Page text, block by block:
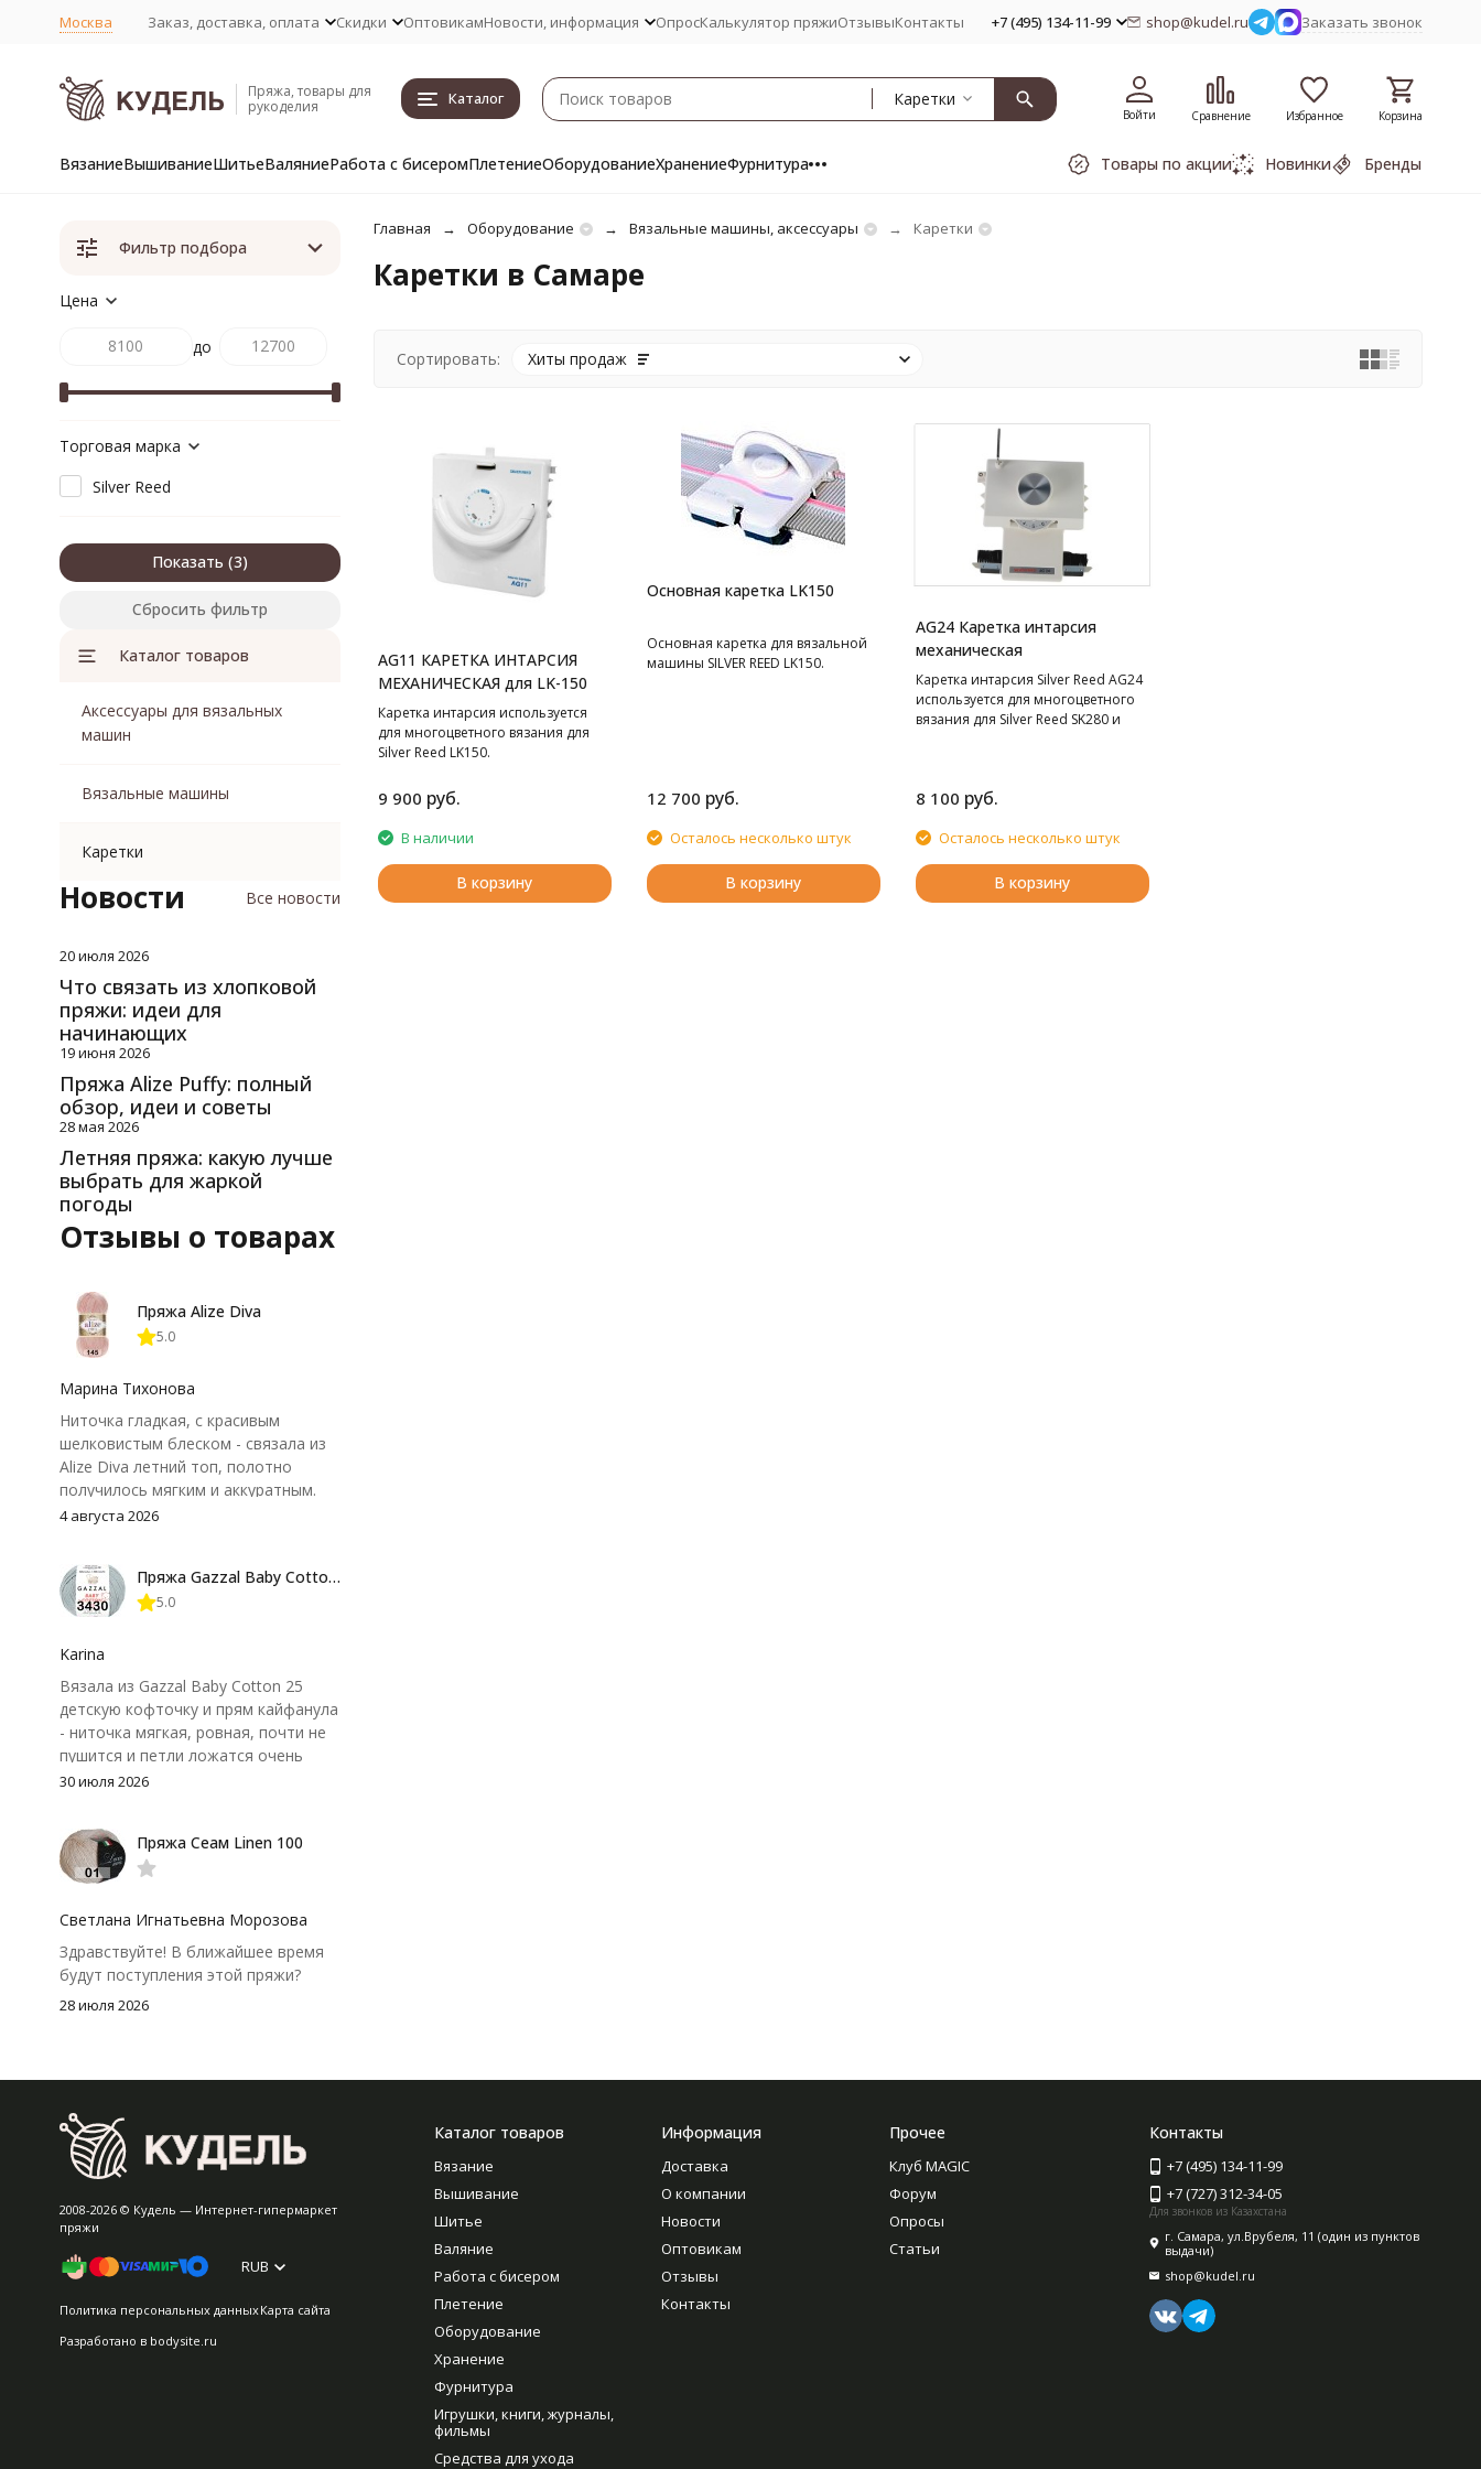
Москва Заказ, доставка, оплата Скидки ОптовикамНовости, информация ОпросКалькулятор пряжиОтзывыКонтакты +7 (495) 134-11-99 shop@kudel.ru Заказать звонок
Пряжа, товары для
рукоделия
Каталог Каретки
Войти Сравнение Избранное Корзина
ВязаниеВышиваниеШитьеВаляниеРабота с бисеромПлетениеОборудованиеХранениеФурнитура Товары по акции Новинки Бренды
Главная Оборудование Вязальные машины, аксессуары Каретки
Каретки в Самаре
Сортировать: Хиты продаж
AG11 КАРЕТКА ИНТАРСИЯ
МЕХАНИЧЕСКАЯ для LK-150
Каретка интарсия используется
для многоцветного вязания для
Silver Reed LK150.
9 900 руб.
В наличии
В корзину
Основная каретка LK150
Основная каретка для вязальной
машины SILVER REED LK150.
12 700 руб.
Осталось несколько штук
В корзину
AG24 Каретка интарсия
механическая
Каретка интарсия Silver Reed AG24
используется для многоцветного
вязания для Silver Reed SK280 и
8 100 руб.
Осталось несколько штук
В корзину
Фильтр подбора
Цена
до
Торговая марка
Silver Reed
Показать
Сбросить фильтр
Каталог товаров
Аксессуары для вязальных
машин
Вязальные машины
Каретки
Новости Все новости
20 июля 2026
Что связать из хлопковой
пряжи: идеи для
начинающих
19 июня 2026
Пряжа Alize Puffy: полный
обзор, идеи и советы
28 мая 2026
Летняя пряжа: какую лучше
выбрать для жаркой
погоды
Отзывы о товарах
Пряжа Alize Diva
5.0
Марина Тихонова
Ниточка гладкая, с красивым
шелковистым блеском - связала из
Alize Diva летний топ, полотно
получилось мягким и аккуратным.
Петли хорошо видны, вяжется
нюанс - пряжа немного скользит и
иногда расслаивается, пришлось
крючок поудобнее.
4 августа 2026
Пряжа Gazzal Baby Cotton 25
5.0
Karina
Вязала из Gazzal Baby Cotton 25
детскую кофточку и прям кайфанула
- ниточка мягкая, ровная, почти не
пушится и петли ложатся очень
аккуратно. После стирки полотно
потеряло, цвет тоже не стал
тусклее. Единственный нюанс -
моточки маленькие, расход лучше
чуть-чуть не хватило))
30 июля 2026
Пряжа Сеам Linen 100
Светлана Игнатьевна Морозова
Здравствуйте! В ближайшее время
будут поступления этой пряжи?
28 июля 2026
2008-2026 © Кудель — Интернет-гипермаркет
пряжи
RUB
Политика персональных данныхКарта сайта
Разработано в bodysite.ru
Каталог товаров
Вязание
Вышивание
Шитье
Валяние
Работа с бисером
Плетение
Оборудование
Хранение
Фурнитура
Игрушки, книги, журналы,
фильмы
Средства для ухода
Информация
Доставка
О компании
Новости
Оптовикам
Отзывы
Контакты
Прочее
Клуб MAGIC
Форум
Опросы
Статьи
Контакты
+7 (495) 134-11-99
+7 (727) 312-34-05
Для звонков из Казахстана
г. Самара, ул.Врубеля, 11 (один из пунктов
выдачи)
shop@kudel.ru